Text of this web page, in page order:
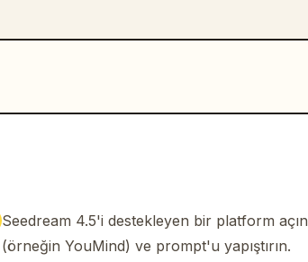
Seedream 4.5'i destekleyen bir platform açın
(örneğin YouMind) ve prompt'u yapıştırın.